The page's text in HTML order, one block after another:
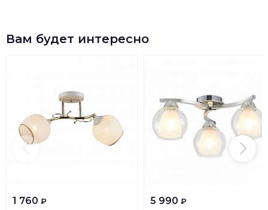
Вам будет интересно
1 760 ₽ 5 990 ₽